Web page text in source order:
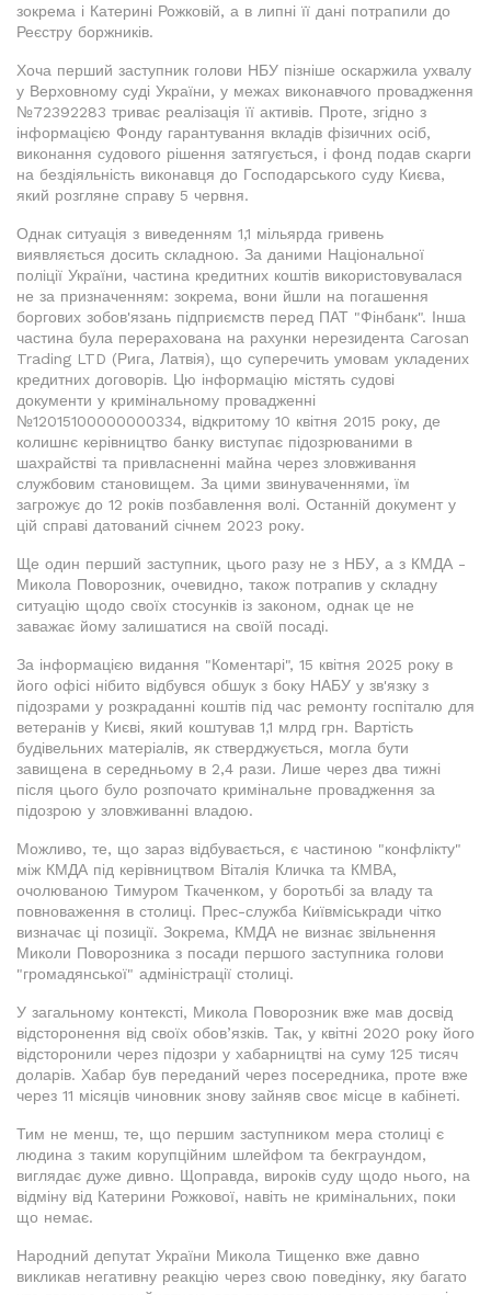
зокрема і Катерині Рожковій, а в липні її дані потрапили до
Реєстру боржників.
Хоча перший заступник голови НБУ пізніше оскаржила ухвалу
у Верховному суді України, у межах виконавчого провадження
№72392283 триває реалізація її активів. Проте, згідно з
інформацією Фонду гарантування вкладів фізичних осіб,
виконання судового рішення затягується, і фонд подав скарги
на бездіяльність виконавця до Господарського суду Києва,
який розгляне справу 5 червня.
Однак ситуація з виведенням 1,1 мільярда гривень
виявляється досить складною. За даними Національної
поліції України, частина кредитних коштів використовувалася
не за призначенням: зокрема, вони йшли на погашення
боргових зобов'язань підприємств перед ПАТ "Фінбанк". Інша
частина була перерахована на рахунки нерезидента Carosan
Trading LTD (Рига, Латвія), що суперечить умовам укладених
кредитних договорів. Цю інформацію містять судові
документи у кримінальному провадженні
№12015100000000334, відкритому 10 квітня 2015 року, де
колишнє керівництво банку виступає підозрюваними в
шахрайстві та привласненні майна через зловживання
службовим становищем. За цими звинуваченнями, їм
загрожує до 12 років позбавлення волі. Останній документ у
цій справі датований січнем 2023 року.
Ще один перший заступник, цього разу не з НБУ, а з КМДА -
Микола Поворозник, очевидно, також потрапив у складну
ситуацію щодо своїх стосунків із законом, однак це не
заважає йому залишатися на своїй посаді.
За інформацією видання "Коментарі", 15 квітня 2025 року в
його офісі нібито відбувся обшук з боку НАБУ у зв'язку з
підозрами у розкраданні коштів під час ремонту госпіталю для
ветеранів у Києві, який коштував 1,1 млрд грн. Вартість
будівельних матеріалів, як стверджується, могла бути
завищена в середньому в 2,4 рази. Лише через два тижні
після цього було розпочато кримінальне провадження за
підозрою у зловживанні владою.
Можливо, те, що зараз відбувається, є частиною "конфлікту"
між КМДА під керівництвом Віталія Кличка та КМВА,
очолюваною Тимуром Ткаченком, у боротьбі за владу та
повноваження в столиці. Прес-служба Київміськради чітко
визначає ці позиції. Зокрема, КМДА не визнає звільнення
Миколи Поворозника з посади першого заступника голови
"громадянської" адміністрації столиці.
У загальному контексті, Микола Поворозник вже мав досвід
відсторонення від своїх обов’язків. Так, у квітні 2020 року його
відсторонили через підозри у хабарництві на суму 125 тисяч
доларів. Хабар був переданий через посередника, проте вже
через 11 місяців чиновник знову зайняв своє місце в кабінеті.
Тим не менш, те, що першим заступником мера столиці є
людина з таким корупційним шлейфом та бекграундом,
виглядає дуже дивно. Щоправда, вироків суду щодо нього, на
відміну від Катерини Рожкової, навіть не кримінальних, поки
що немає.
Народний депутат України Микола Тищенко вже давно
викликав негативну реакцію через свою поведінку, яку багато